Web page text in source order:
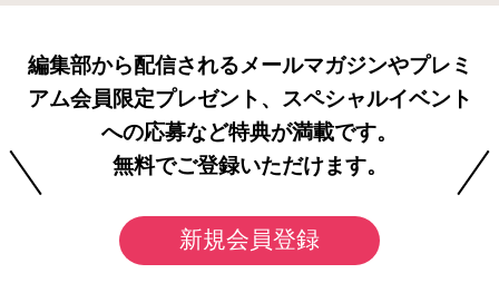
編集部から配信されるメールマガジンやプレミ
アム会員限定プレゼント、スペシャルイベント
への応募など特典が満載です。
無料でご登録いただけます。
新規会員登録